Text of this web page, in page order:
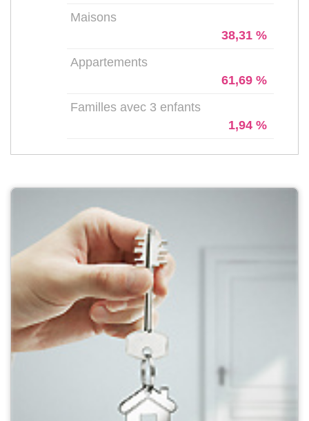
Maisons
38,31 %
Appartements
61,69 %
Familles avec 3 enfants
1,94 %